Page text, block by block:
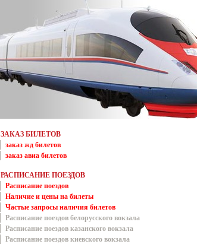
ЗАКАЗ БИЛЕТОВ
заказ жд билетов
заказ авиа билетов
РАСПИСАНИЕ ПОЕЗДОВ
Расписание поездов
Наличие и цены на билеты
Частые запросы наличия билетов
Расписание поездов белорусского вокзала
Расписание поездов казанского вокзала
Расписание поездов киевского вокзала